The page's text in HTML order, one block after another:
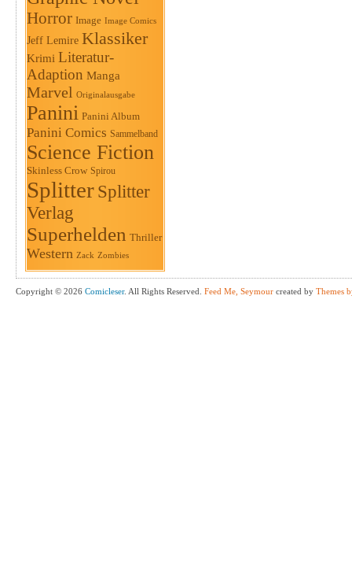
Horror Image Image Comics
Jeff Lemire Klassiker
Krimi Literatur-
Adaption Manga
Marvel Originalausgabe
Panini Panini Album
Panini Comics Sammelband
Science Fiction
Skinless Crow Spirou
Splitter Splitter
Verlag
Superhelden Thriller
Western Zack Zombies
Copyright © 2026 Comicleser. All Rights Reserved. Feed Me, Seymour created by Themes